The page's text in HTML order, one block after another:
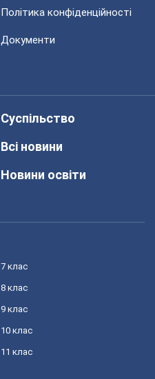
Політика конфіденційності
Документи
Суспільство
Всі новини
Новини освіти
7 клас
8 клас
9 клас
10 клас
11 клас